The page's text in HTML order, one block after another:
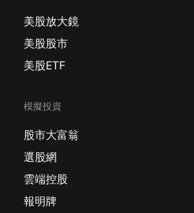
美股放大鏡
美股股市
美股ETF
模擬投資
股市大富翁
選股網
雲端控股
報明牌